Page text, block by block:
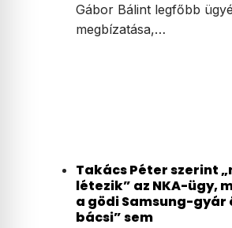
Gábor Bálint legfőbb
megbízatása,…
Takács Péter szerint
létezik” az NKA-ügy,
a gödi Samsung-gyár
bácsi” sem